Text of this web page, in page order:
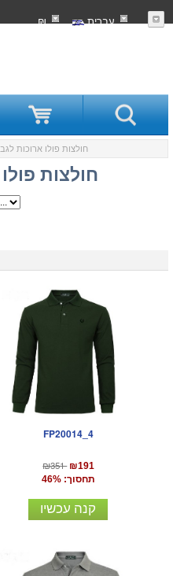
עִברִית ₪
:: חולצות פולו ארוכות
חולצות
FP20014_4
₪351 ₪191
תחסוך: 46%
קנה עכשיו